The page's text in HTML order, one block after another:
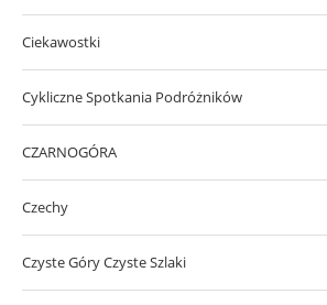
Ciekawostki
Cykliczne Spotkania Podróżników
CZARNOGÓRA
Czechy
Czyste Góry Czyste Szlaki